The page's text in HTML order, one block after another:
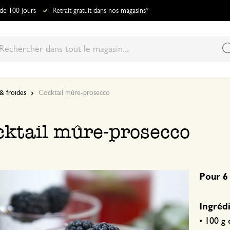
100 jours Retrait gratuit dans nos magasins*
froides Cocktail mûre-prosecco
mûre-prosecco
Pour
• 100 g